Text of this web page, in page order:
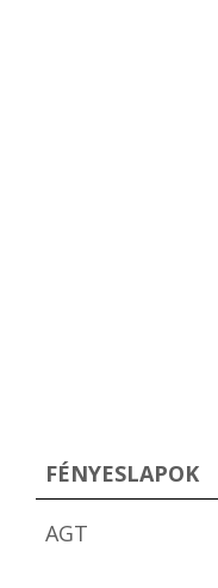
FÉNYESLAPOK
AGT